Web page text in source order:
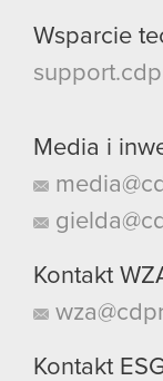
Wsparcie
Media i
Kontakt
Kontakt